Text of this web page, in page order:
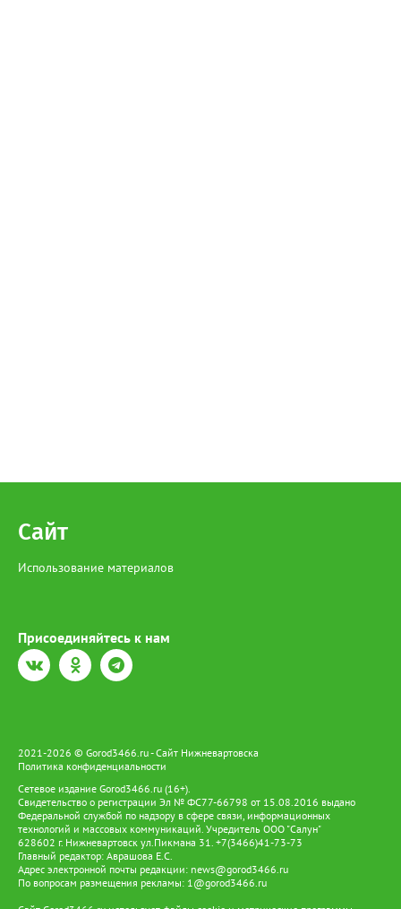
Сайт
Использование материалов
Присоединяйтесь к нам
2021-2026 © Gorod3466.ru - Сайт Нижневартовска
Политика конфиденциальности
Сетевое издание Gorod3466.ru (16+).
Свидетельство о регистрации Эл № ФС77-66798 от 15.08.2016 выдано
Федеральной службой по надзору в сфере связи, информационных
технологий и массовых коммуникаций. Учредитель ООО "Салун"
628602 г. Нижневартовск ул.Пикмана 31. +7(3466)41-73-73
Главный редактор: Аврашова Е.С.
Адрес электронной почты редакции: news@gorod3466.ru
По вопросам размещения рекламы: 1@gorod3466.ru